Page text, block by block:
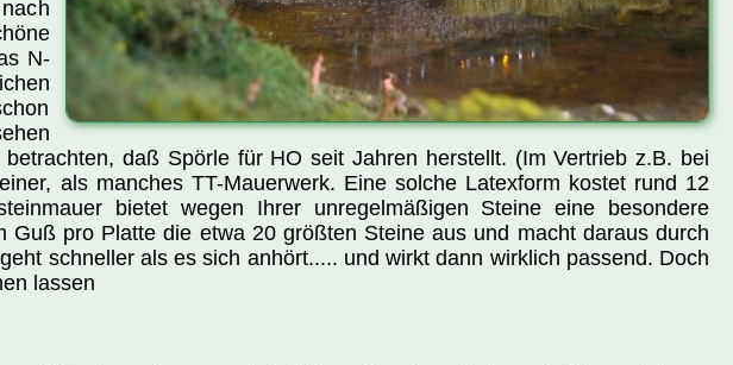
N-
daß Spörle für HO seit Jahren herstellt. (Im Vertrieb z.B. bei
als manches TT-Mauerwerk. Eine solche Latexform kostet rund 12
bietet wegen Ihrer unregelmäßigen Steine eine besondere
pro Platte die etwa 20 größten Steine aus und macht daraus durch
schneller als es sich anhört..... und wirkt dann wirklich passend. Doch
lassen